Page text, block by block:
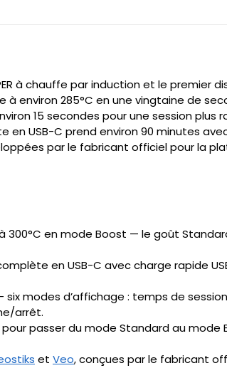
à chauffe par induction et le premier
à environ 285°C en une vingtaine de
15 secondes pour une session plus
en USB-C prend environ 90 minutes
par le fabricant officiel pour la
300°C en mode Boost — le goût
en USB-C avec charge rapide
six modes d’affichage : temps de
arrêt.
passer du mode Standard au mode
et Veo, conçues par le fabricant